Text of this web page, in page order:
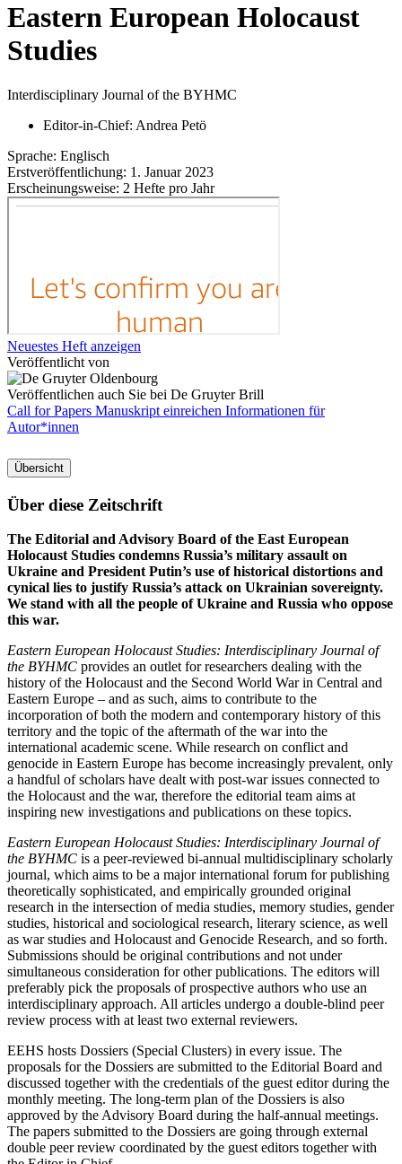
Eastern European Holocaust
Studies
Interdisciplinary Journal of the BYHMC
Editor-in-Chief: Andrea Petö
Sprache: Englisch
Erstveröffentlichung: 1. Januar 2023
Erscheinungsweise: 2 Hefte pro Jahr
Neuestes Heft anzeigen
Veröffentlicht von
Veröffentlichen auch Sie bei De Gruyter Brill
Call for Papers Manuskript einreichen Informationen für
Autor*innen
Übersicht
Über diese Zeitschrift
The Editorial and Advisory Board of the East European
Holocaust Studies condemns Russia’s military assault on
Ukraine and President Putin’s use of historical distortions and
cynical lies to justify Russia’s attack on Ukrainian sovereignty.
We stand with all the people of Ukraine and Russia who oppose
this war.
Eastern European Holocaust Studies: Interdisciplinary Journal of
the BYHMC provides an outlet for researchers dealing with the
history of the Holocaust and the Second World War in Central and
Eastern Europe – and as such, aims to contribute to the
incorporation of both the modern and contemporary history of this
territory and the topic of the aftermath of the war into the
international academic scene. While research on conflict and
genocide in Eastern Europe has become increasingly prevalent, only
a handful of scholars have dealt with post-war issues connected to
the Holocaust and the war, therefore the editorial team aims at
inspiring new investigations and publications on these topics.
Eastern European Holocaust Studies: Interdisciplinary Journal of
the BYHMC is a peer-reviewed bi-annual multidisciplinary scholarly
journal, which aims to be a major international forum for publishing
theoretically sophisticated, and empirically grounded original
research in the intersection of media studies, memory studies, gender
studies, historical and sociological research, literary science, as well
as war studies and Holocaust and Genocide Research, and so forth.
Submissions should be original contributions and not under
simultaneous consideration for other publications. The editors will
preferably pick the proposals of prospective authors who use an
interdisciplinary approach. All articles undergo a double-blind peer
review process with at least two external reviewers.
EEHS hosts Dossiers (Special Clusters) in every issue. The
proposals for the Dossiers are submitted to the Editorial Board and
discussed together with the credentials of the guest editor during the
monthly meeting. The long-term plan of the Dossiers is also
approved by the Advisory Board during the half-annual meetings.
The papers submitted to the Dossiers are going through external
double peer review coordinated by the guest editors together with